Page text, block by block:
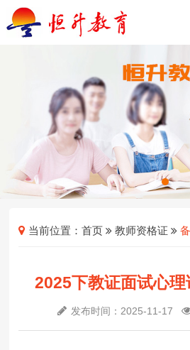
当前位置：首页 教师资格证
2025下教证面试心
发布时间：2025-11-17